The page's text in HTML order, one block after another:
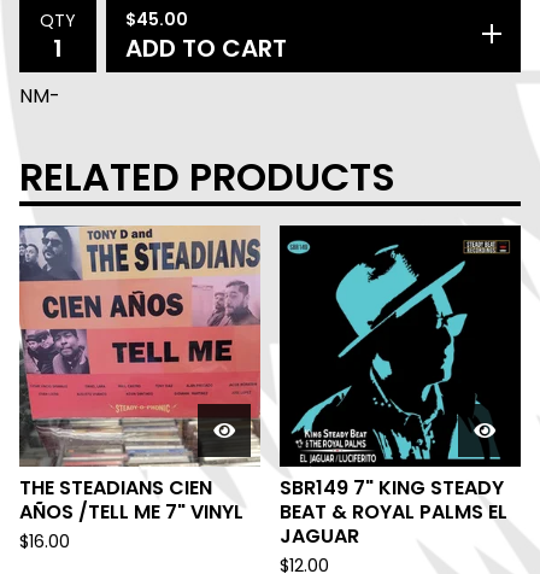
QTY $45.00
ADD TO CART
NM-
RELATED PRODUCTS
THE STEADIANS CIEN
AÑOS /TELL ME 7" VINYL
$16.00
SBR149 7" KING STEADY
BEAT & ROYAL PALMS EL
JAGUAR
$12.00